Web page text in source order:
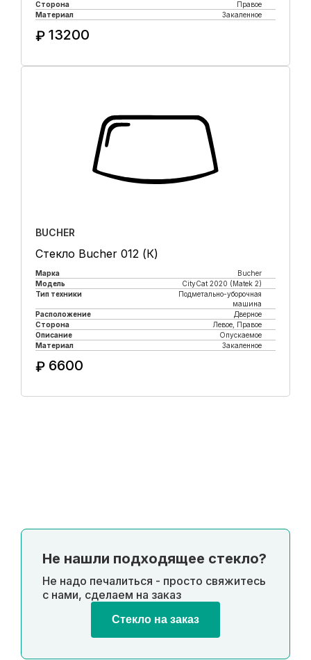
Сторона
Правое
Материал
Закаленное
₽ 13200
BUCHER
Стекло Bucher 012 (К)
Марка
Bucher
Модель
CityCat 2020 (Matek 2)
Тип техники
Подметально-уборочная
машина
Расположение
Дверное
Сторона
Левое, Правое
Описание
Опускаемое
Материал
Закаленное
₽ 6600
Не нашли подходящее стекло?
Не надо печалиться - просто свяжитесь
с нами, сделаем на заказ
Стекло на заказ